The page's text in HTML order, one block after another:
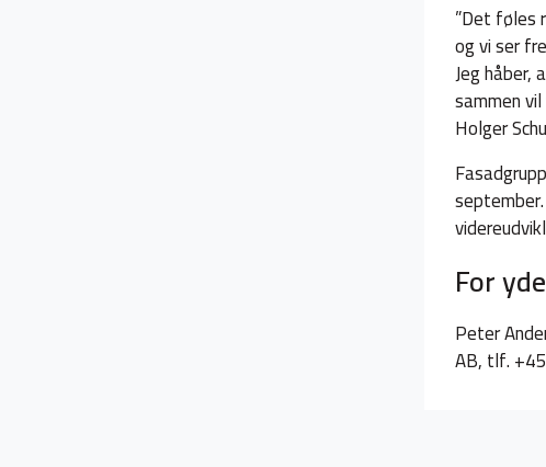
”Det føles
og vi ser
Jeg
sammen
Holger
For
Peter
AB, tlf.